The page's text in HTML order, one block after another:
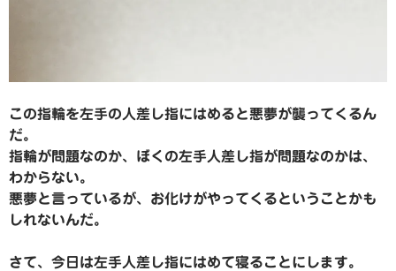
この指輪を左手の人差し指にはめると悪夢が襲ってくるん
だ。
指輪が問題なのか、ぼくの左手人差し指が問題なのかは、
わからない。
悪夢と言っているが、お化けがやってくるということかも
しれないんだ。
さて、今日は左手人差し指にはめて寝ることにします。